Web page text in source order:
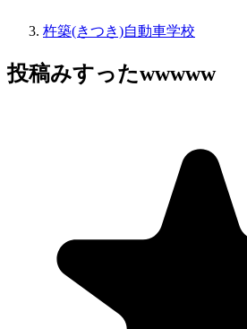
杵築(きつき)自動車学校
投稿みすったwwwww